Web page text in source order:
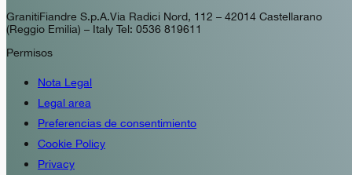
GranitiFiandre S.p.A. Via Radici Nord, 112 – 42014 Castellarano
(Reggio Emilia) – Italy Tel: 0536 819611
Permisos
Nota Legal
Legal area
Preferencias de consentimiento
Cookie Policy
Privacy